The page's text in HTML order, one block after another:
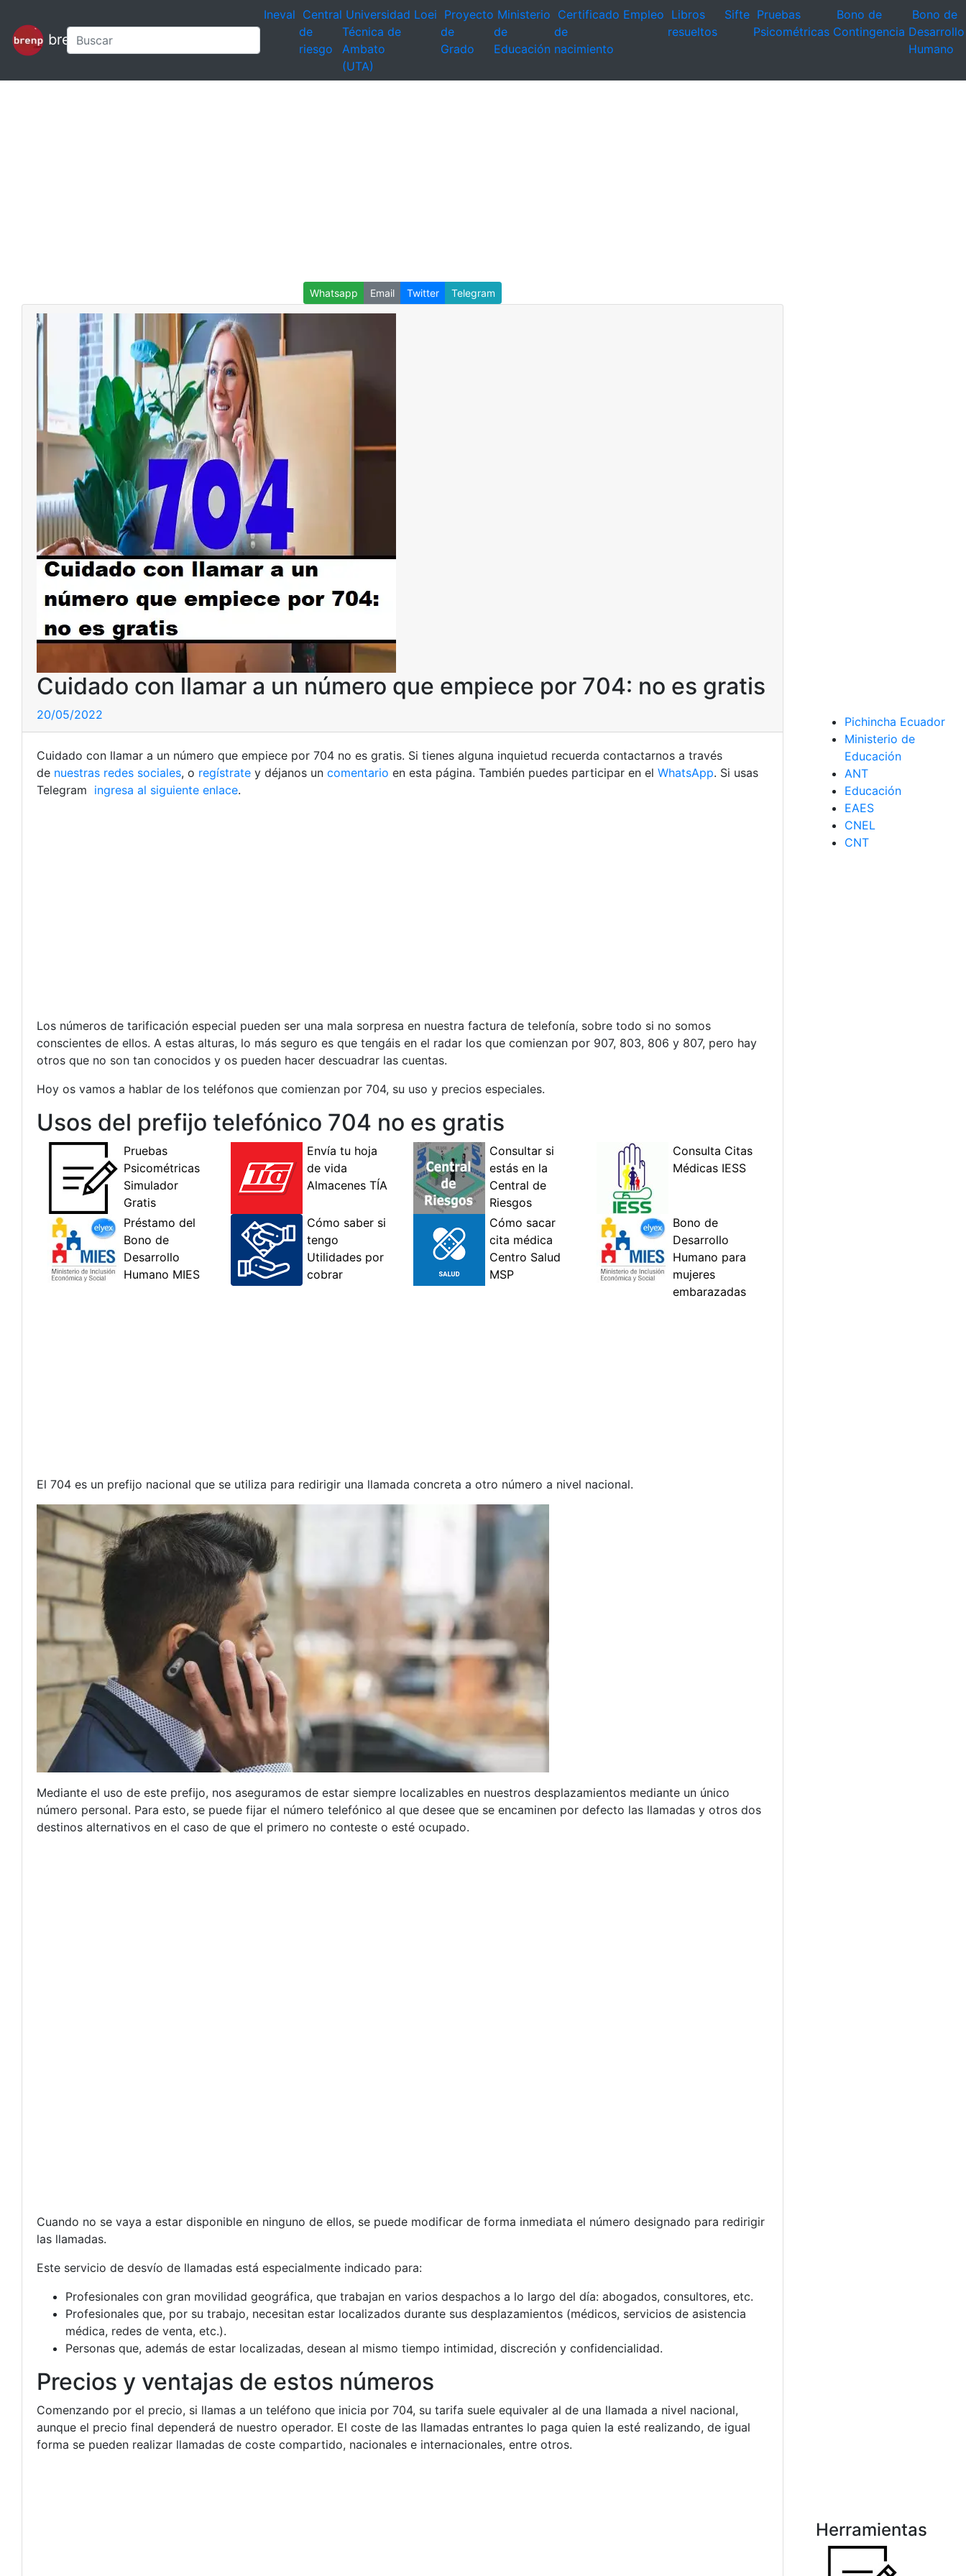
brenp
Ineval Central
de
riesgo
Universidad
Técnica de
Ambato
(UTA)
Loei Proyecto
de
Grado
Ministerio
de
Educación
Certificado
de
nacimiento
Empleo Libros
resueltos
Sifte Pruebas
Psicométricas
Bono de
Contingencia
Bono de
Desarrollo
Humano
Whatsapp Email Twitter Telegram
Cuidado con llamar a un número que empiece por 704: no es gratis
20/05/2022
Cuidado con llamar a un número que empiece por 704 no es gratis. Si tienes alguna inquietud recuerda contactarnos a través
de nuestras redes sociales, o regístrate y déjanos un comentario en esta página. También puedes participar en el WhatsApp. Si usas
Telegram ingresa al siguiente enlace.
Los números de tarificación especial pueden ser una mala sorpresa en nuestra factura de telefonía, sobre todo si no somos
conscientes de ellos. A estas alturas, lo más seguro es que tengáis en el radar los que comienzan por 907, 803, 806 y 807, pero hay
otros que no son tan conocidos y os pueden hacer descuadrar las cuentas.
Hoy os vamos a hablar de los teléfonos que comienzan por 704, su uso y precios especiales.
Usos del prefijo telefónico 704 no es gratis
El 704 es un prefijo nacional que se utiliza para redirigir una llamada concreta a otro número a nivel nacional.
Mediante el uso de este prefijo, nos aseguramos de estar siempre localizables en nuestros desplazamientos mediante un único
número personal. Para esto, se puede fijar el número telefónico al que desee que se encaminen por defecto las llamadas y otros dos
destinos alternativos en el caso de que el primero no conteste o esté ocupado.
Cuando no se vaya a estar disponible en ninguno de ellos, se puede modificar de forma inmediata el número designado para redirigir
las llamadas.
Este servicio de desvío de llamadas está especialmente indicado para:
Profesionales con gran movilidad geográfica, que trabajan en varios despachos a lo largo del día: abogados, consultores, etc.
Profesionales que, por su trabajo, necesitan estar localizados durante sus desplazamientos (médicos, servicios de asistencia
médica, redes de venta, etc.).
Personas que, además de estar localizadas, desean al mismo tiempo intimidad, discreción y confidencialidad.
Precios y ventajas de estos números
Comenzando por el precio, si llamas a un teléfono que inicia por 704, su tarifa suele equivaler al de una llamada a nivel nacional,
aunque el precio final dependerá de nuestro operador. El coste de las llamadas entrantes lo paga quien la esté realizando, de igual
forma se pueden realizar llamadas de coste compartido, nacionales e internacionales, entre otros.
Pichincha Ecuador
Ministerio de
Educación
ANT
Educación
EAES
CNEL
CNT
Herramientas